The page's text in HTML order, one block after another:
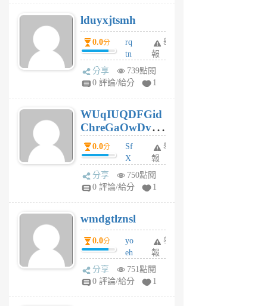
月
前
lduyxjtsmh
0.0分
rq
tn
jt
gl
個
月
前
舉
報
分享
739點閱
0 評論/給分
1
WUqIUQDFGid
ChreGaOwDv
dY0.0分
Sf
X
Pe
Jc
R
P
m
v
A
V
舉
報
分享
750點閱
0 評論/給分
1
wmdgtlznsl
0.0分
yo
eh
ld
gy
舉
報
分享
751點閱
0 評論/給分
1